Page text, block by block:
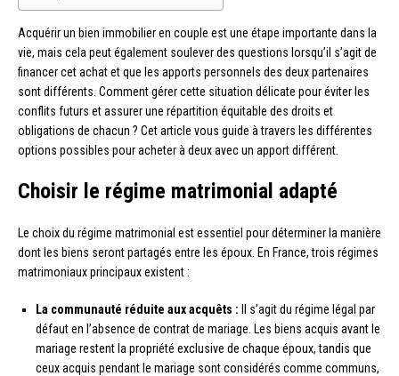
Acquérir un bien immobilier en couple est une étape importante dans la
vie, mais cela peut également soulever des questions lorsqu’il s’agit de
financer cet achat et que les apports personnels des deux partenaires
sont différents. Comment gérer cette situation délicate pour éviter les
conflits futurs et assurer une répartition équitable des droits et
obligations de chacun ? Cet article vous guide à travers les différentes
options possibles pour acheter à deux avec un apport différent.
Choisir le régime matrimonial adapté
Le choix du régime matrimonial est essentiel pour déterminer la manière
dont les biens seront partagés entre les époux. En France, trois régimes
matrimoniaux principaux existent :
La communauté réduite aux acquêts : Il s’agit du régime légal par
défaut en l’absence de contrat de mariage. Les biens acquis avant le
mariage restent la propriété exclusive de chaque époux, tandis que
ceux acquis pendant le mariage sont considérés comme communs,